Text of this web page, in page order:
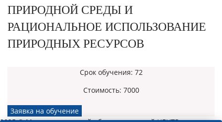
ПРИРОДНОЙ СРЕДЫ И
РАЦИОНАЛЬНОЕ ИСПОЛЬЗОВАНИЕ
ПРИРОДНЫХ РЕСУРСОВ
Срок обучения: 72
Стоимость: 7000
Заявка на обучение